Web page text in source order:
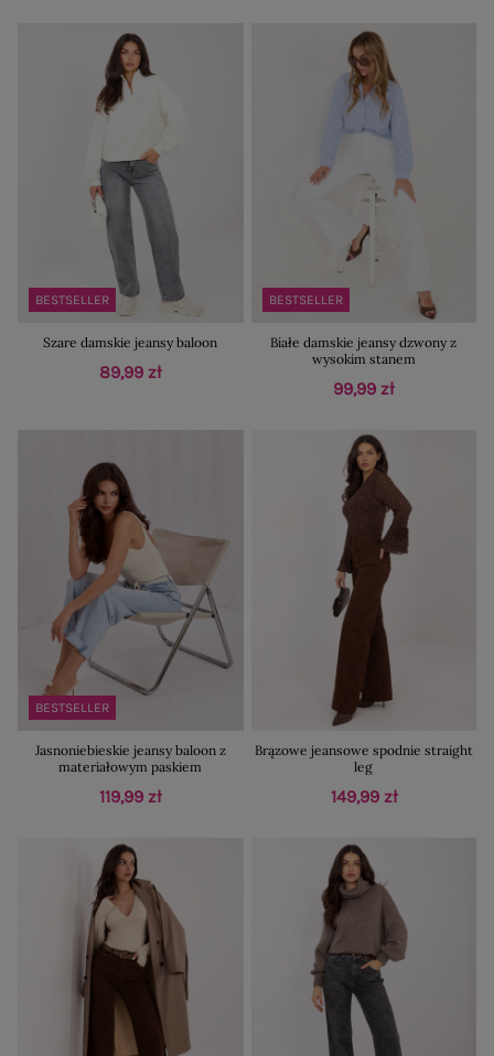
BESTSELLER
Szare damskie jeansy baloon
89,99 zł
BESTSELLER
Białe damskie jeansy dzwony z
wysokim stanem
99,99 zł
BESTSELLER
Jasnoniebieskie jeansy baloon z
materiałowym paskiem
119,99 zł
Brązowe jeansowe spodnie straight
leg
149,99 zł